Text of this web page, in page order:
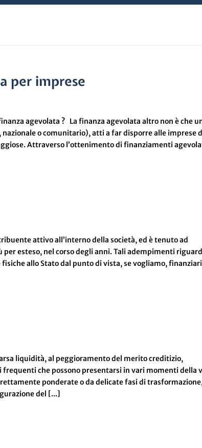
per imprese
agevolata ? La finanza agevolata altro non è che
o comunitario), atti a far disporre alle imprese
Attraverso l’ottenimento di finanziamenti
attivo all’interno della società, ed è tenuto ad
per esteso, nel corso degli anni. Tali adempimenti
allo Stato dal punto di vista, se vogliamo,
liquidità, al peggioramento del merito creditizio,
che possono presentarsi in vari momenti della
ponderate o da delicate fasi di
del [...]